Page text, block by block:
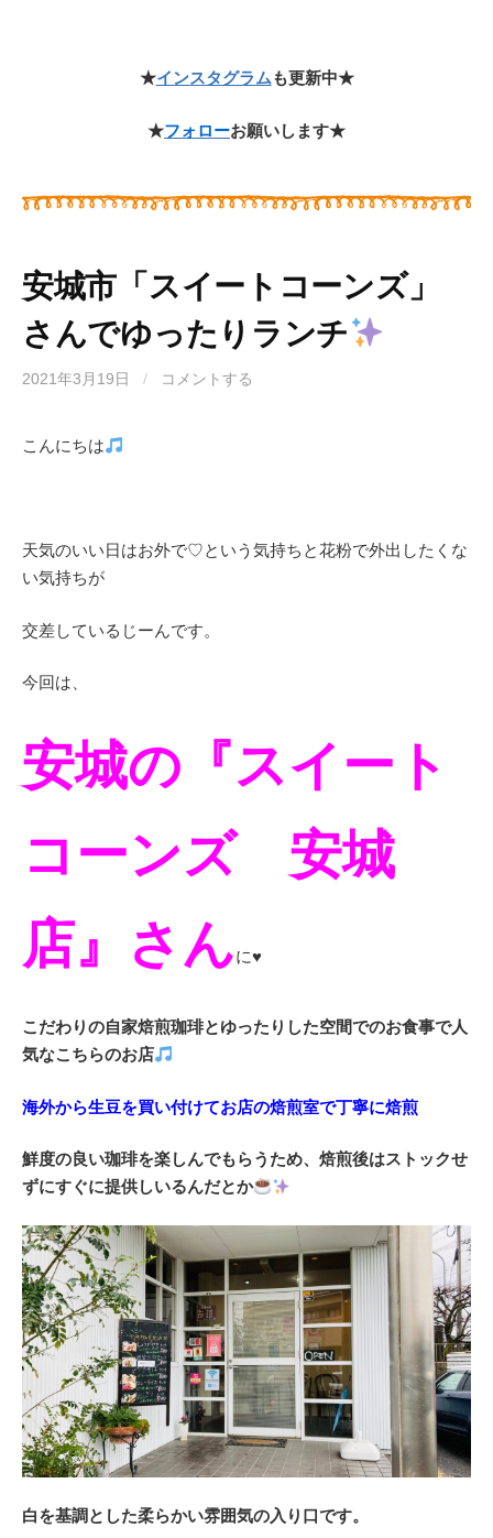
★インスタグラムも更新中★
★フォローお願いします★
安城市「スイートコーンズ」
さんでゆったりランチ
2021年3月19日 / コメントする
こんにちは
天気のいい日はお外で♡という気持ちと花粉で外出したくな
い気持ちが
交差しているじーんです。
今回は、
安城の『スイート
コーンズ 安城
店』さんに♥
こだわりの自家焙煎珈琲とゆったりした空間でのお食事で人
気なこちらのお店
海外から生豆を買い付けてお店の焙煎室で丁寧に焙煎
鮮度の良い珈琲を楽しんでもらうため、焙煎後はストックせ
ずにすぐに提供しいるんだとか
白を基調とした柔らかい雰囲気の入り口です。